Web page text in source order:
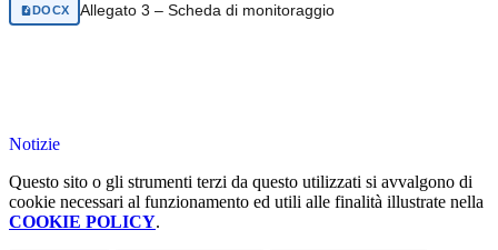
DOCX Allegato 3 – Scheda di monitoraggio
Notizie
Questo sito o gli strumenti terzi da questo utilizzati si avvalgono di
cookie necessari al funzionamento ed utili alle finalità illustrate nella
COOKIE POLICY.